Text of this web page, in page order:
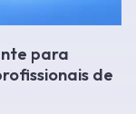
para
de